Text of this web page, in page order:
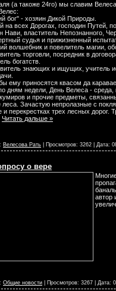
(а такоже 24го) мы славим Велеса.
бог" - хозяин Дикой Природы.
на всех Дорогах, господин Путей,
Нави, властитель Непознанного,
судья и прижизненный
волшебник и повелитель магии,
торговли, посредник в
богатств.
знающих и ищущих, учитель
ему приносятся квасом да
дням недели, День Велеса - среда,
и прочие предметы,
леса. Зачастую непролазные с
и перекрестках трех лесных
Читать дальше »
Велесова Рать | Просмотров: 3262 | Дата:
о вере
автор
Общие новости | Просмотров: 3267 | Дата: